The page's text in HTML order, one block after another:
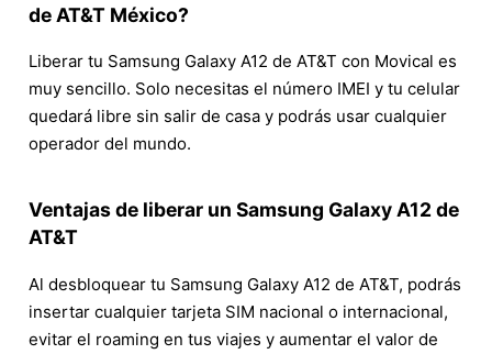
de AT&T México?
Liberar tu Samsung Galaxy A12 de AT&T con Movical es
muy sencillo. Solo necesitas el número IMEI y tu celular
quedará libre sin salir de casa y podrás usar cualquier
operador del mundo.
Ventajas de liberar un Samsung Galaxy A12 de
AT&T
Al desbloquear tu Samsung Galaxy A12 de AT&T, podrás
insertar cualquier tarjeta SIM nacional o internacional,
evitar el roaming en tus viajes y aumentar el valor de